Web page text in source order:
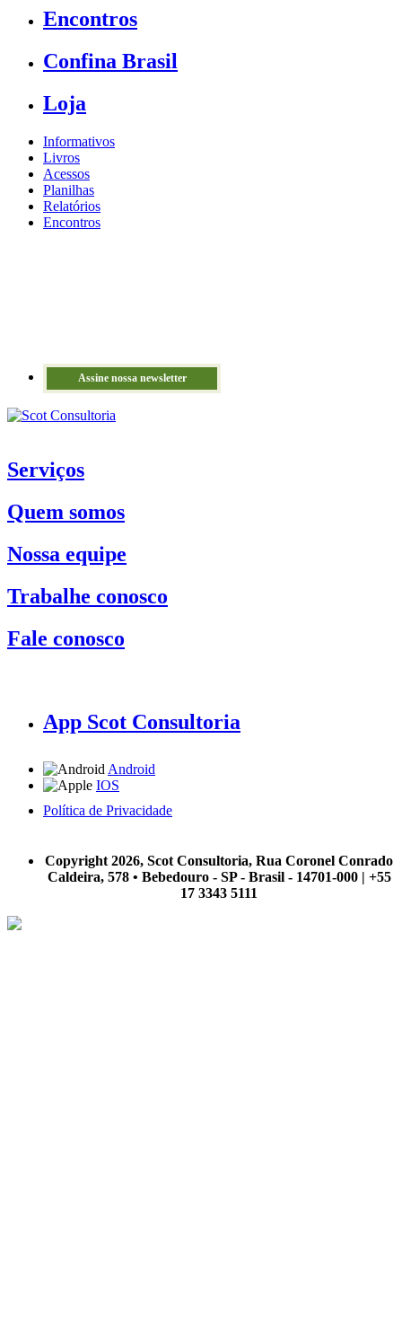
Encontros
Confina Brasil
Loja
Informativos
Livros
Acessos
Planilhas
Relatórios
Encontros
Assine nossa newsletter
Serviços
Quem somos
Nossa equipe
Trabalhe conosco
Fale conosco
App Scot Consultoria
Android
IOS
Política de Privacidade
Copyright 2026, Scot Consultoria, Rua Coronel Conrado
Caldeira, 578 • Bebedouro - SP - Brasil - 14701-000 | +55
17 3343 5111